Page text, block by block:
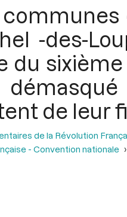
-des-
du
de leur
de la Révolution
- Convention nationale